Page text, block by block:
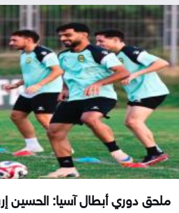
ملحق دوري أبطال آسيا: الحسين